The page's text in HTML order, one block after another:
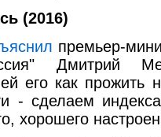
(2016)
премьер-
Дмитрий
его как прожить
- сделаем
хорошего